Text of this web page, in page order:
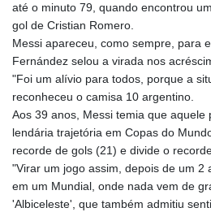
até o minuto 79, quando encontrou
gol de Cristian Romero.
Messi apareceu, como sempre, para
Fernández selou a virada nos
"Foi um alívio para todos, porque a
reconheceu o camisa 10 argentino.
Aos 39 anos, Messi temia que aquele
lendária trajetória em Copas do
recorde de gols (21) e divide o
"Virar um jogo assim, depois de um 2
em um Mundial, onde nada vem de
'Albiceleste', que também admitiu